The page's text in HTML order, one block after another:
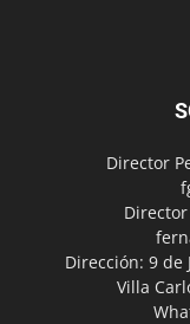
Director
Dirección: 9 de
Villa